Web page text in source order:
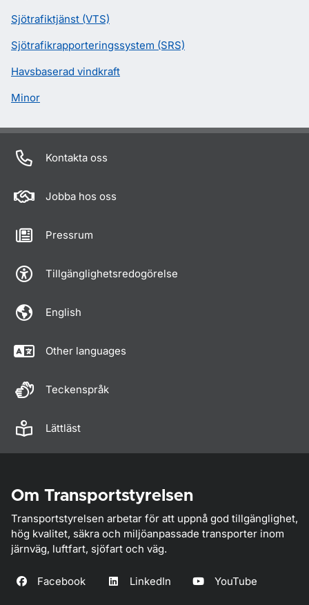
Sjötrafiktjänst (VTS)
Sjötrafikrapporteringssystem (SRS)
Havsbaserad vindkraft
Minor
Kontakta oss
Jobba hos oss
Pressrum
Tillgänglighetsredogörelse
English
Other languages
Teckenspråk
Lättläst
Om Transportstyrelsen
Transportstyrelsen arbetar för att uppnå god tillgänglighet,
hög kvalitet, säkra och miljöanpassade transporter inom
järnväg, luftfart, sjöfart och väg.
Facebook LinkedIn YouTube